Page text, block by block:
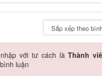
với tư cách làThành
luận